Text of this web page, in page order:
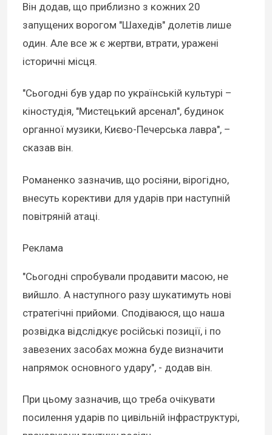
Він додав, що приблизно з кожних 20
запущених ворогом "Шахедів" долетів лише
один. Але все ж є жертви, втрати, уражені
історичні місця.
"Сьогодні був удар по українській культурі –
кіностудія, "Мистецький арсенал", будинок
органної музики, Києво-Печерська лавра", –
сказав він.
Романенко зазначив, що росіяни, вірогідно,
внесуть корективи для ударів при наступній
повітряній атаці.
Реклама
"Сьогодні спробували продавити масою, не
вийшло. А наступного разу шукатимуть нові
стратегічні прийоми. Сподіваюся, що наша
розвідка відслідкує російські позиції, і по
завезених засобах можна буде визначити
напрямок основного удару", - додав він.
При цьому зазначив, що треба очікувати
посилення ударів по цивільній інфраструктурі,